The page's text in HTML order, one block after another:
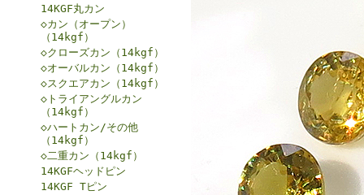
14KGF丸カン
◇カン（オープン）
（14kgf）
◇クローズカン（14kgf）
◇オーバルカン（14kgf）
◇スクエアカン（14kgf）
◇トライアングルカン
（14kgf）
◇ハートカン/その他
（14kgf）
◇二重カン（14kgf）
14KGFヘッドピン
14KGF Tピン